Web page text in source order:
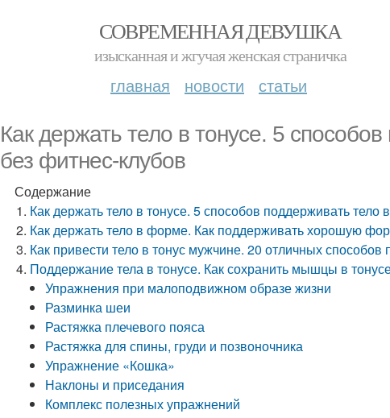
СОВРЕМЕННАЯ ДЕВУШКА
изысканная и жгучая женская страничка
главная новости статьи
Как держать тело в тонусе. 5
без фитнес-клубов
Содержание
Как держать тело в тонусе. 5 способов поддерживать тело
Как держать тело в форме. Как поддерживать хорошую
Как привести тело в тонус мужчине. 20 отличных
Поддержание тела в тонусе. Как сохранить мышцы в
Упражнения при малоподвижном образе жизни
Разминка шеи
Растяжка плечевого пояса
Растяжка для спины, груди и позвоночника
Упражнение «Кошка»
Наклоны и приседания
Комплекс полезных упражнений